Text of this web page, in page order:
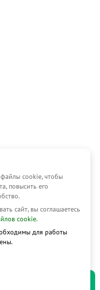
в т.ч.
офертой. Условия
на сервисе
без
cookie, чтобы
повысить его
сайт, вы соглашаетесь
cookie.
для работы